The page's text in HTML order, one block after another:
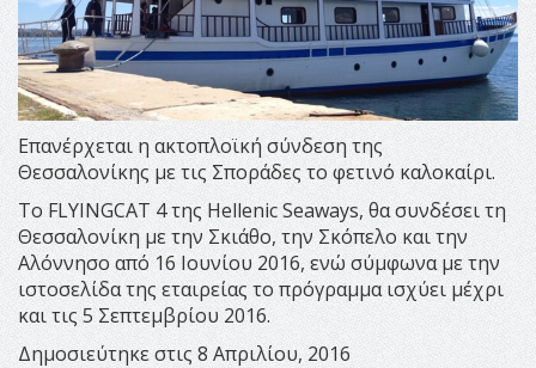
Επανέρχεται η ακτοπλοϊκή σύνδεση της
Θεσσαλονίκης με τις Σποράδες το φετινό καλοκαίρι.
Το FLYINGCAT 4 της Hellenic Seaways, θα συνδέσει τη
Θεσσαλονίκη με την Σκιάθο, την Σκόπελο και την
Αλόννησο από 16 Ιουνίου 2016, ενώ σύμφωνα με την
ιστοσελίδα της εταιρείας το πρόγραμμα ισχύει μέχρι
και τις 5 Σεπτεμβρίου 2016.
Δημοσιεύτηκε στις 8 Απριλίου, 2016